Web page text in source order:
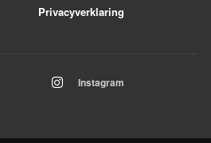
Privacyverklaring
Instagram